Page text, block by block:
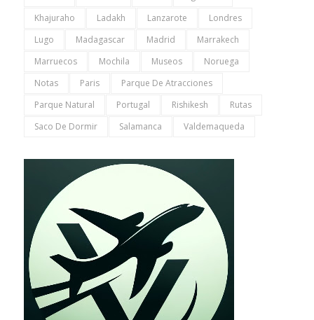
Khajuraho
Ladakh Lanzarote
Londres
Lugo
Madagascar Madrid
Marrakech
Marruecos
Mochila Museos
Noruega
Notas
Paris
Parque De Atracciones
Parque Natural
Portugal Rishikesh
Rutas
Saco De Dormir
Salamanca Valdemaqueda